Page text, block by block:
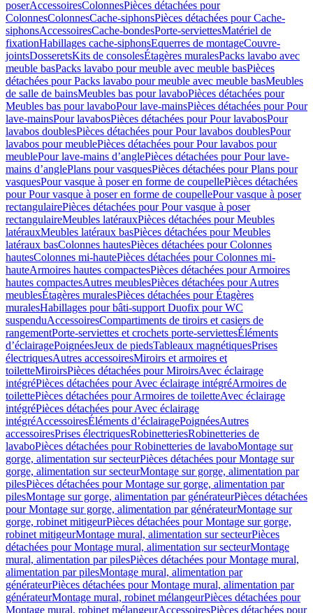
poserAccessoiresColonnesPièces détachées pour
ColonnesColonnesCache-siphonsPièces détachées pour Cache-
siphonsAccessoiresCache-bondesPorte-serviettesMatériel de
fixationHabillages cache-siphonsEquerres de montageCouvre-
jointsDosseretsKits de consolesÉtagères muralesPacks lavabo avec
meuble basPacks lavabo pour meuble avec meuble basPièces
détachées pour Packs lavabo pour meuble avec meuble basMeubles
de salle de bainsMeubles bas pour lavaboPièces détachées pour
Meubles bas pour lavaboPour lave-mainsPièces détachées pour Pour
lave-mainsPour lavabosPièces détachées pour Pour lavabosPour
lavabos doublesPièces détachées pour Pour lavabos doublesPour
lavabos pour meublePièces détachées pour Pour lavabos pour
meublePour lave-mains d’anglePièces détachées pour Pour lave-
mains d’anglePlans pour vasquesPièces détachées pour Plans pour
vasquesPour vasque à poser en forme de coupellePièces détachées
pour Pour vasque à poser en forme de coupellePour vasque à poser
rectangulairePièces détachées pour Pour vasque à poser
rectangulaireMeubles latérauxPièces détachées pour Meubles
latérauxMeubles latéraux basPièces détachées pour Meubles
latéraux basColonnes hautesPièces détachées pour Colonnes
hautesColonnes mi-hautePièces détachées pour Colonnes mi-
hauteArmoires hautes compactesPièces détachées pour Armoires
hautes compactesAutres meublesPièces détachées pour Autres
meublesÉtagères muralesPièces détachées pour Étagères
muralesHabillages pour bâti-support Duofix pour WC
suspenduAccessoiresCompartiments de tiroirs et casiers de
rangementPorte-serviettes et crochets porte-serviettesÉléments
d’éclairagePoignéesJeux de piedsTableaux magnétiquesPrises
électriquesAutres accessoiresMiroirs et armoires et
toiletteMiroirsPièces détachées pour MiroirsAvec éclairage
intégréPièces détachées pour Avec éclairage intégréArmoires de
toilettePièces détachées pour Armoires de toiletteAvec éclairage
intégréPièces détachées pour Avec éclairage
intégréAccessoiresÉléments d’éclairagePoignéesAutres
accessoiresPrises électriquesRobinetteriesRobinetteries de
lavaboPièces détachées pour Robinetteries de lavaboMontage sur
gorge, alimentation sur secteurPièces détachées pour Montage sur
gorge, alimentation sur secteurMontage sur gorge, alimentation par
pilesPièces détachées pour Montage sur gorge, alimentation par
pilesMontage sur gorge, alimentation par générateurPièces détachées
pour Montage sur gorge, alimentation par générateurMontage sur
gorge, robinet mitigeurPièces détachées pour Montage sur gorge,
robinet mitigeurMontage mural, alimentation sur secteurPièces
détachées pour Montage mural, alimentation sur secteurMontage
mural, alimentation par pilesPièces détachées pour Montage mural,
alimentation par pilesMontage mural, alimentation par
générateurPièces détachées pour Montage mural, alimentation par
générateurMontage mural, robinet mélangeurPièces détachées pour
Montage mural, robinet mélangeurAccessoiresPièces détachées pour